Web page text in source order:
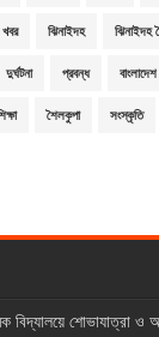
ঝিনাইদহ ঝিনাইদহ
দুর্ঘটনা প্রবন্ধ বাংলাদেশ
শৈলকুপা সংস্কৃতি
বিদ্যালয়ে শোভাযাত্রা ও